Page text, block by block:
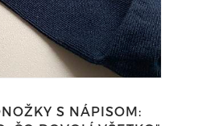
S NÁPISOM: